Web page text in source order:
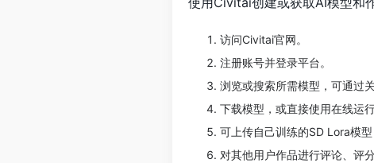
访问Civitai官网。
注册账号并登录平台。
浏览或搜索所需模型，可通过
下载模型，或直接使用在线运
可上传自己训练的SD Lora模型
对其他用户作品进行评论、评